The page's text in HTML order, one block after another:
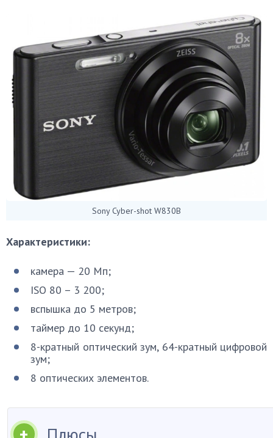
Sony Cyber-shot W830B
Характеристики:
камера — 20 Мп;
ISO 80 – 3 200;
вспышка до 5 метров;
таймер до 10 секунд;
8-кратный оптический зум, 64-кратный цифровой
зум;
8 оптических элементов.